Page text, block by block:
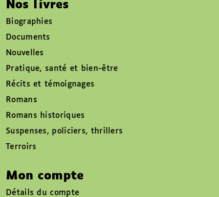
Nos livres
Biographies
Documents
Nouvelles
Pratique, santé et bien-être
Récits et témoignages
Romans
Romans historiques
Suspenses, policiers, thrillers
Terroirs
Mon compte
Détails du compte